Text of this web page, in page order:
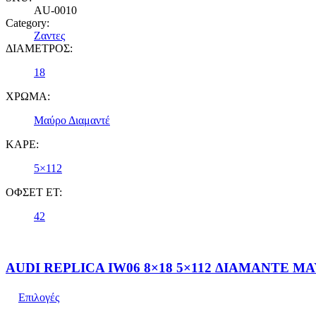
AU-0010
Category:
Ζαντες
ΔΙΑΜΕΤΡΟΣ:
18
ΧΡΩΜΑ:
Μαύρο Διαμαντέ
ΚΑΡΕ:
5×112
ΟΦΣΕΤ ET:
42
AUDI REPLICA IW06 8×18 5×112 ΔΙΑΜΑΝΤΕ
Επιλογές